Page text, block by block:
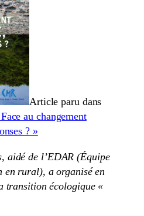
Article paru dans
au changement
? »
aidé de l’EDAR (Équipe
en rural), a organisé en
transition écologique «